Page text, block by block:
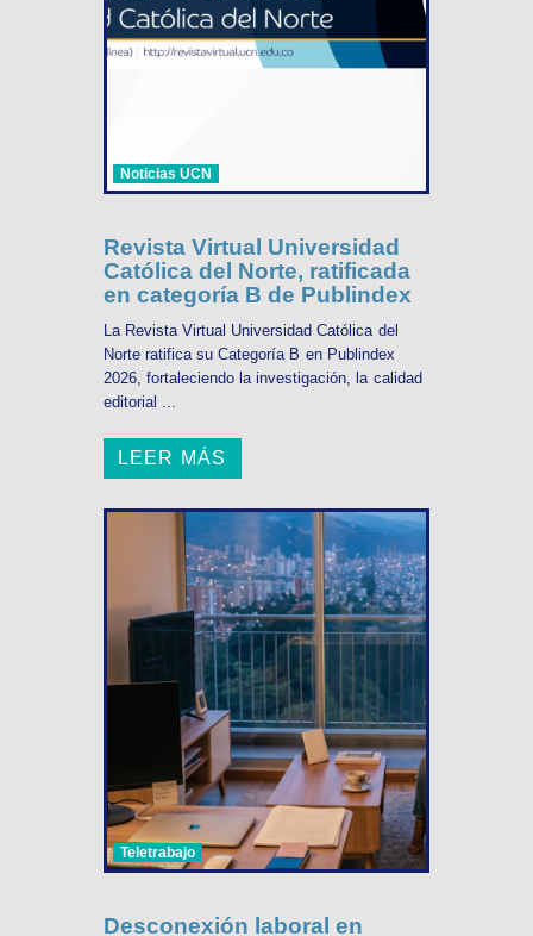
Noticias UCN
Revista Virtual Universidad
Católica del Norte, ratificada
en categoría B de Publindex
La Revista Virtual Universidad Católica del
Norte ratifica su Categoría B en Publindex
2026, fortaleciendo la investigación, la calidad
editorial ...
LEER MÁS
Teletrabajo
Desconexión laboral en